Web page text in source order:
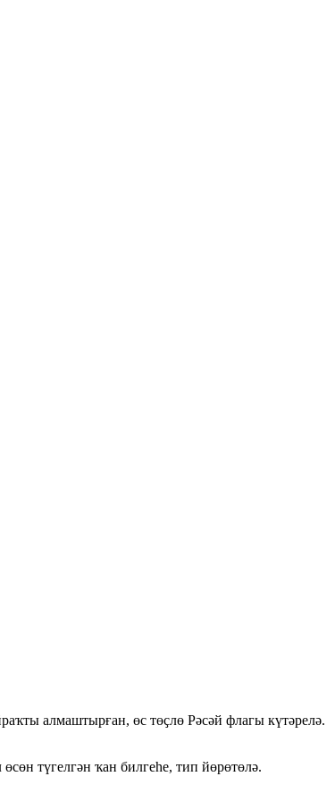
алмаштырған, өс төҫлө Рәсәй флагы күтәрелә.
түгелгән ҡан билгеһе, тип йөрөтөлә.